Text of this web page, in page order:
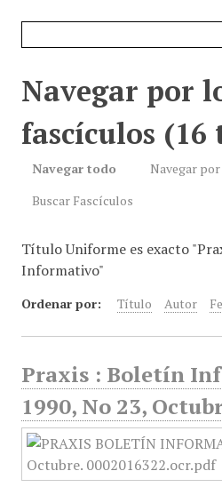
Navegar por
fascículos (16
Navegar todo
Navegar
Buscar Fascículos
Título Uniforme es exacto
Informativo"
Ordenar por: Título Autor
Praxis : Boletín
1990, No 23,